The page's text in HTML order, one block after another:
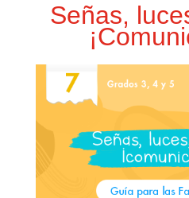
Señas,